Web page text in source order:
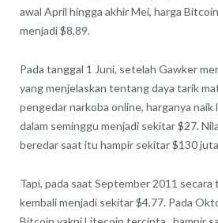
awal April hingga akhir Mei, harga
menjadi $8,89.
Pada tanggal 1 Juni, setelah Gawker
yang menjelaskan tentang daya tarik
pengedar narkoba online, harganya naik
dalam seminggu menjadi sekitar $27.
beredar saat itu hampir sekitar $130
Tapi, pada saat September 2011
kembali menjadi sekitar $4,77. Pada